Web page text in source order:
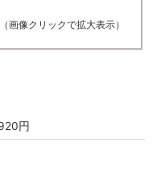
（画像クリックで拡大表示）
円